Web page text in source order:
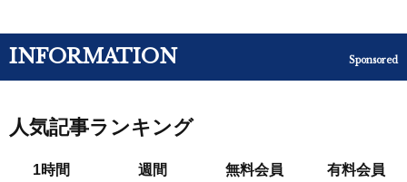
INFORMATION Sponsored
人気記事ランキング
1時間 週間 無料会員 有料会員